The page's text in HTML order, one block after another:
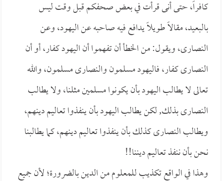
كافراً، حتى أنى قرأت في بعض صحفكم قبل وقت ليس
بالبعيد، مقالاً طويلاً يدافع فيه صاحبه عن اليهود، وعن
النصارى، ويقول: من الخطأ أن تفهموا أن اليهود كفار، أو أن
النصارى كفار، فاليهود مسلمون والنصارى مسلمون، والله
تعالى لا يطالب اليهود بأن يكونوا مسلمين مثلنا، ولا يطالب
النصارى بذلك, لكن يطالب اليهود بأن ينفذوا تعاليم دينهم،
ويطالب النصارى كذلك بأن ينفذوا تعاليم دينهم، كما يطالبنا
نحن بأن ننفذ تعاليم ديننا!!
وهذا في الواقع تكذيب للمعلوم من الدين بالضرورة؛ لأن جميع